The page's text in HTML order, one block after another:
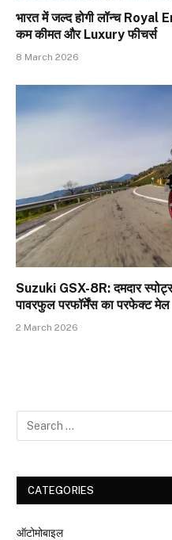
भारत में जल्द होगी लॉन्च
कम कीमत और Luxury फीचर्स
8 March 2026
Suzuki GSX-8R: दमदार
पावरफुल परफॉर्मेंस का परफेक्ट मेल
2 March 2026
CATEGORIES
ऑटोमोबाइल